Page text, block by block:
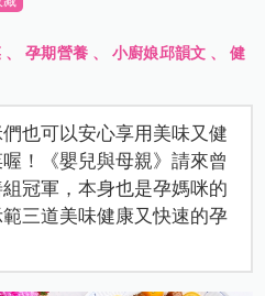
、 孕期營養 、 小廚娘邱韻文 、 健
也可以安心享用美味又健
！《嬰兒與母親》請來曾
冠軍，本身也是孕媽咪的
範三道美味健康又快速的孕